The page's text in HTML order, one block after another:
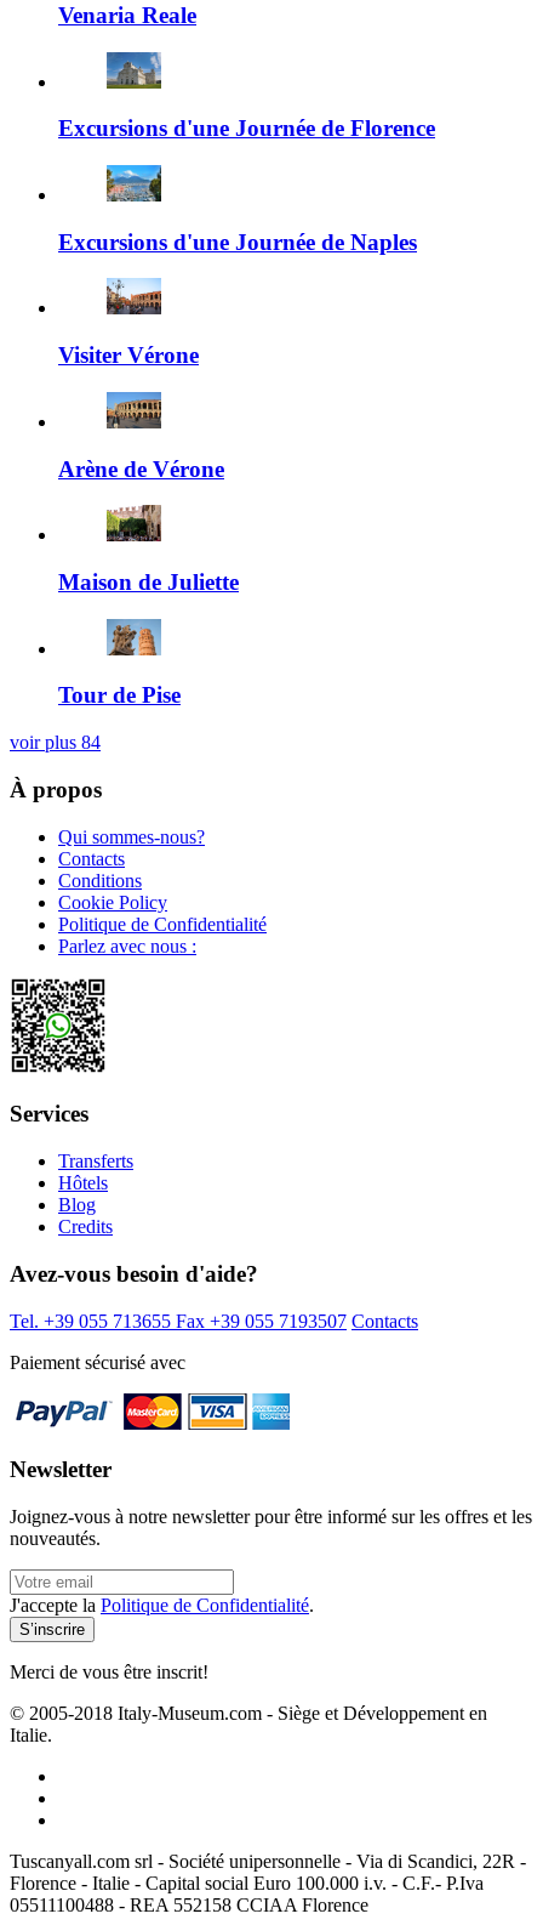
Venaria Reale
Excursions d'une Journée de Florence
Excursions d'une Journée de Naples
Visiter Vérone
Arène de Vérone
Maison de Juliette
Tour de Pise
voir plus 84
À propos
Qui sommes-nous?
Contacts
Conditions
Cookie Policy
Politique de Confidentialité
Parlez avec nous :
Services
Transferts
Hôtels
Blog
Credits
Avez-vous besoin d'aide?
Tel. +39 055 713655 Fax +39 055 7193507 Contacts
Paiement sécurisé avec
Newsletter
Joignez-vous à notre newsletter pour être informé sur les offres et les
nouveautés.
J'accepte la Politique de Confidentialité.
Merci de vous être inscrit!
© 2005-2018 Italy-Museum.com - Siège et Développement en
Italie.
Tuscanyall.com srl - Société unipersonnelle - Via di Scandici, 22R -
Florence - Italie - Capital social Euro 100.000 i.v. - C.F.- P.Iva
05511100488 - REA 552158 CCIAA Florence